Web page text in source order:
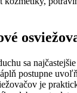
sa
postupne
je